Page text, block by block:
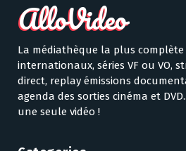
La médiathèque la plus
internationaux, séries VF ou VO,
direct, replay émissions
agenda des sorties cinéma et
une seule vidéo !